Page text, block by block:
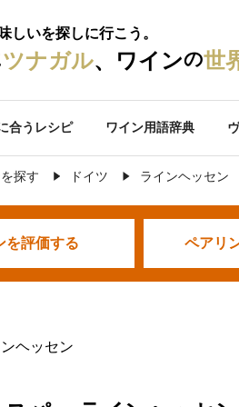
しいを探しに行こう。
ツナガル、ワインの世
合うレシピ ワイン用語辞典
探す ドイツ ラインヘッセン
を評価する ペアリ
ヘッセン